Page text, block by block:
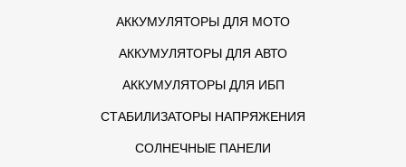
АККУМУЛЯТОРЫ ДЛЯ МОТО
АККУМУЛЯТОРЫ ДЛЯ АВТО
АККУМУЛЯТОРЫ ДЛЯ ИБП
СТАБИЛИЗАТОРЫ НАПРЯЖЕНИЯ
СОЛНЕЧНЫЕ ПАНЕЛИ